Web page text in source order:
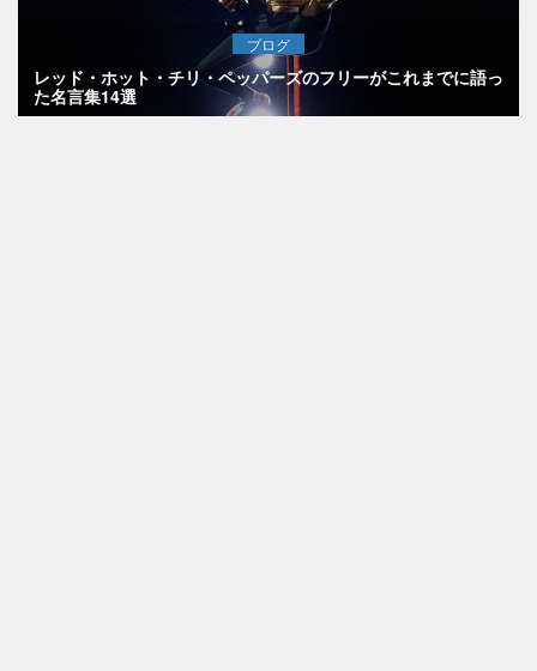
ブログ
レッド・ホット・チリ・ペッパーズのフリーがこれまでに語っ
た名言集14選